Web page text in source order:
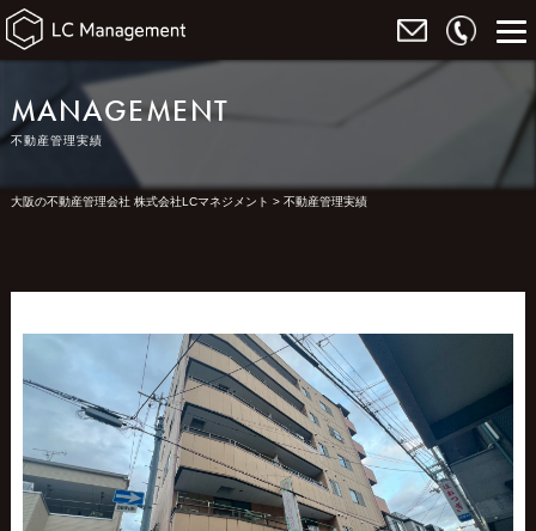
MANAGEMENT
不動産管理実績
大阪の不動産管理会社 株式会社LCマネジメント > 不動産管理実績